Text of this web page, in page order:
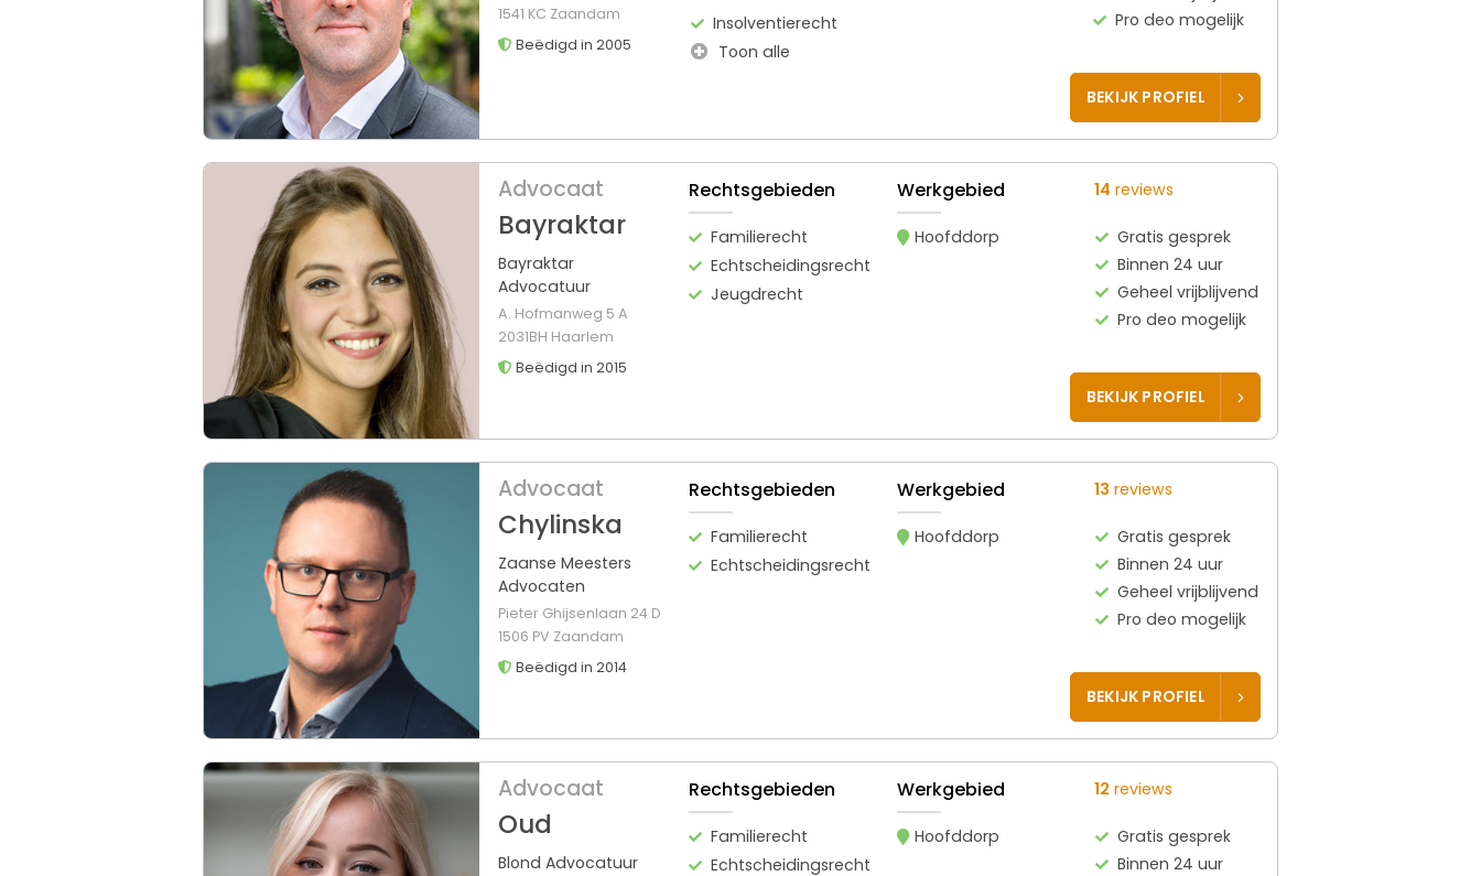
1541 KC Zaandam
Beëdigd in 2005
Insolventierecht
Toon alle
Pro deo mogelijk
BEKIJK PROFIEL
Advocaat
Bayraktar
Bayraktar
Advocatuur
A. Hofmanweg 5 A
2031BH Haarlem
Beëdigd in 2015
Rechtsgebieden
Familierecht
Echtscheidingsrecht
Jeugdrecht
Werkgebied
Hoofddorp
14 reviews
Gratis gesprek
Binnen 24 uur
Geheel vrijblijvend
Pro deo mogelijk
BEKIJK PROFIEL
Advocaat
Chylinska
Zaanse Meesters
Advocaten
Pieter Ghijsenlaan 24 D
1506 PV Zaandam
Beëdigd in 2014
Rechtsgebieden
Familierecht
Echtscheidingsrecht
Werkgebied
Hoofddorp
13 reviews
Gratis gesprek
Binnen 24 uur
Geheel vrijblijvend
Pro deo mogelijk
BEKIJK PROFIEL
Advocaat
Oud
Blond Advocatuur
Rechtsgebieden
Familierecht
Echtscheidingsrecht
Werkgebied
Hoofddorp
12 reviews
Gratis gesprek
Binnen 24 uur